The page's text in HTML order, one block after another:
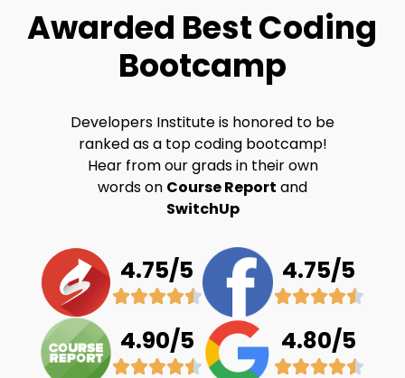
Awarded Best Coding
Bootcamp
Developers Institute is honored to be
ranked as a top coding bootcamp!
Hear from our grads in their own
words on Course Report and
SwitchUp
4.75/5 4.75/5
4.90/5 4.80/5